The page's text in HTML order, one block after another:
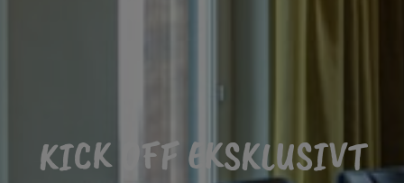
KICK OFF EKSKLUSIVT